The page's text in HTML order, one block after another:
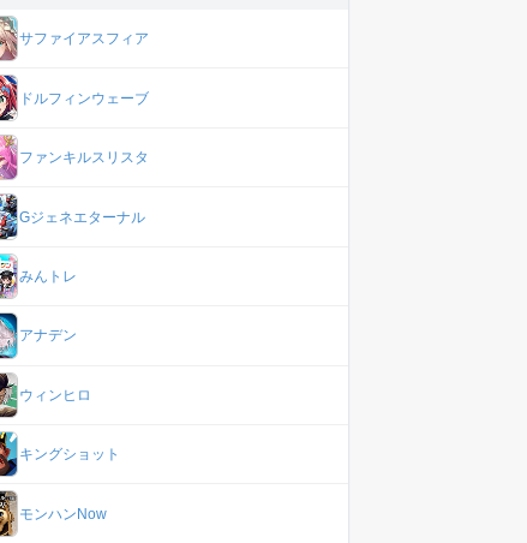
サファイアスフィア
ドルフィンウェーブ
ファンキルスリスタ
Gジェネエターナル
みんトレ
アナデン
ウィンヒロ
キングショット
モンハンNow